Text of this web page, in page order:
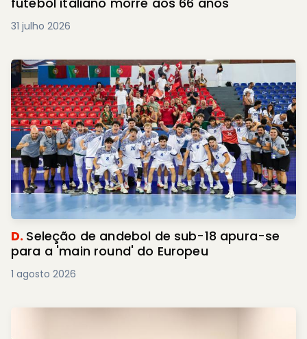
31 julho 2026
D. Seleção de andebol de sub-18 apura-se
para a 'main round' do Europeu
1 agosto 2026